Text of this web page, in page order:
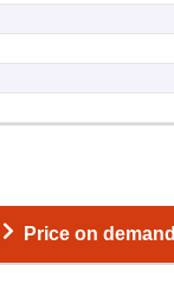
Price on demand